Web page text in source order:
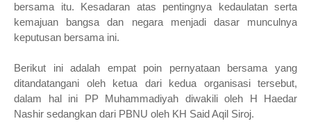
bersama itu. Kesadaran atas pentingnya kedaulatan serta
kemajuan bangsa dan negara menjadi dasar munculnya
keputusan bersama ini.
Berikut ini adalah empat poin pernyataan bersama yang
ditandatangani oleh ketua dari kedua organisasi tersebut,
dalam hal ini PP Muhammadiyah diwakili oleh H Haedar
Nashir sedangkan dari PBNU oleh KH Said Aqil Siroj.